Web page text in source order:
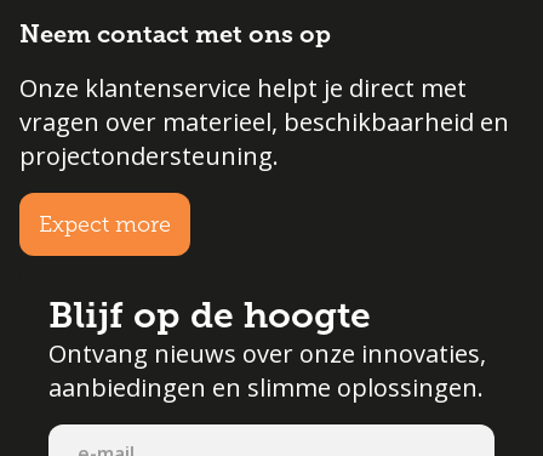
Neem contact met ons op
Onze klantenservice helpt je direct met
vragen over materieel, beschikbaarheid en
projectondersteuning.
Expect more
Blijf op de hoogte
Ontvang nieuws over onze innovaties,
aanbiedingen en slimme oplossingen.